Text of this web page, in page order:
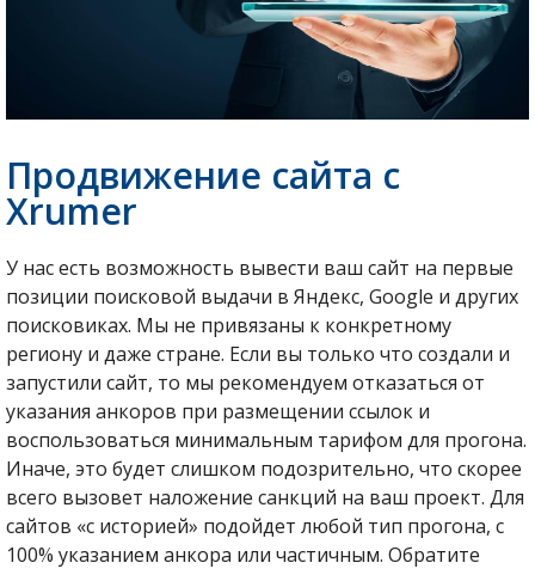
Продвижение сайта с
Xrumer
У нас есть возможность вывести ваш сайт на первые
позиции поисковой выдачи в Яндекс, Google и других
поисковиках. Мы не привязаны к конкретному
региону и даже стране. Если вы только что создали и
запустили сайт, то мы рекомендуем отказаться от
указания анкоров при размещении ссылок и
воспользоваться минимальным тарифом для прогона.
Иначе, это будет слишком подозрительно, что скорее
всего вызовет наложение санкций на ваш проект. Для
сайтов «с историей» подойдет любой тип прогона, с
100% указанием анкора или частичным. Обратите